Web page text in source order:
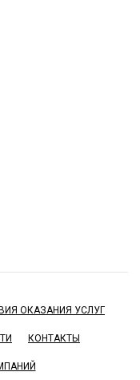
ОКАЗАНИЯ УСЛУГ
КОНТАКТЫ